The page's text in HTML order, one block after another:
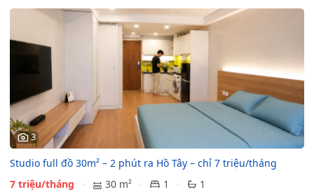
3
Studio full đồ 30m² – 2 phút ra Hồ Tây – chỉ 7 triệu/tháng
7 triệu/tháng
30 m² 1
1